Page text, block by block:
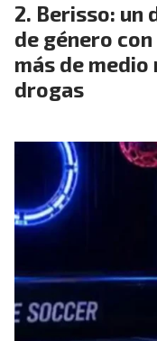
Berisso: un
de género
más de medio
drogas